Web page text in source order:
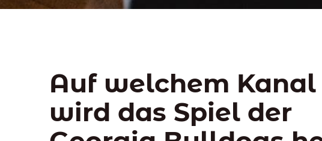
Auf welchem Kanal
wird das Spiel der